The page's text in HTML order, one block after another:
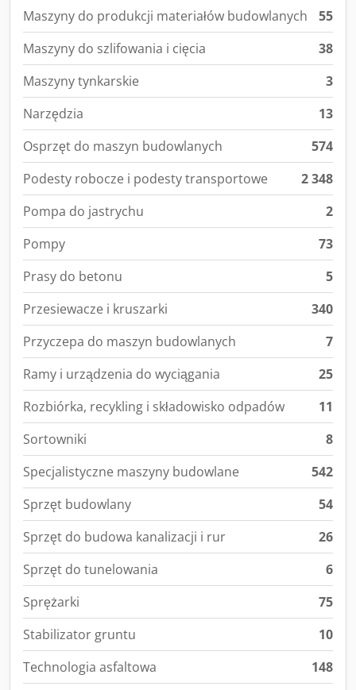
Maszyny do produkcji materiałów budowlanych
55
Maszyny do szlifowania i cięcia
38
Maszyny tynkarskie
3
Narzędzia
13
Osprzęt do maszyn budowlanych
574
Podesty robocze i podesty transportowe
2 348
Pompa do jastrychu
2
Pompy
73
Prasy do betonu
5
Przesiewacze i kruszarki
340
Przyczepa do maszyn budowlanych
7
Ramy i urządzenia do wyciągania
25
Rozbiórka, recykling i składowisko odpadów
11
Sortowniki
8
Specjalistyczne maszyny budowlane
542
Sprzęt budowlany
54
Sprzęt do budowa kanalizacji i rur
26
Sprzęt do tunelowania
6
Sprężarki
75
Stabilizator gruntu
10
Technologia asfaltowa
148